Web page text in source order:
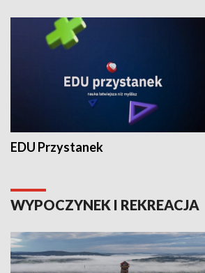
EDU Przystanek
WYPOCZYNEK I REKREACJA